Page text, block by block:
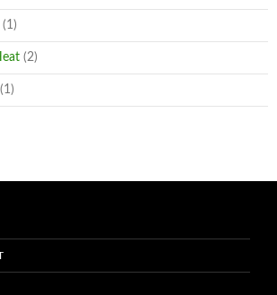
(1)
(2)
(1)